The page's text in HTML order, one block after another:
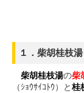
１．柴胡桂枝
柴胡桂枝湯の柴
（ｼｮｳｻｲｺﾄｳ）と 桂